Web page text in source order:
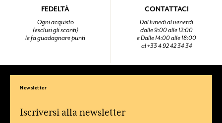
FEDELTÀ
Ogni acquisto
(esclusi gli sconti)
le fa guadagnare punti
CONTATTACI
Dal lunedi al venerdi
dalle 9:00 alle 12:00
e Dalle 14:00 alle 18:00
al +33 4 92 42 34 34
Newsletter
Iscriversi alla newsletter